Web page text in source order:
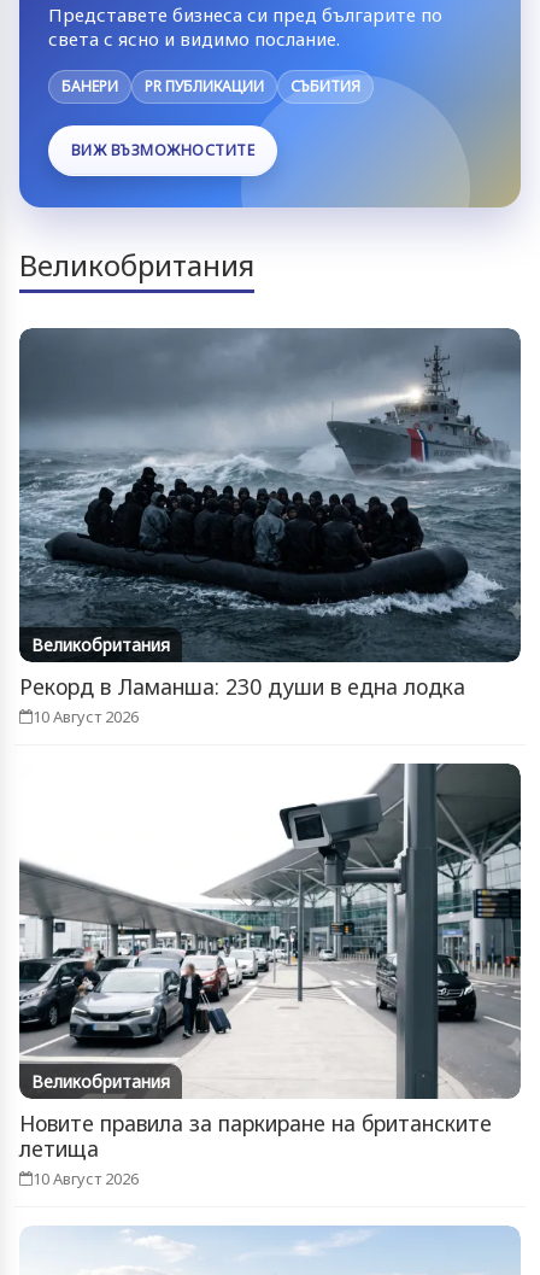
Представете бизнеса си пред българите по
света с ясно и видимо послание.
БАНЕРИ PR ПУБЛИКАЦИИ СЪБИТИЯ
ВИЖ ВЪЗМОЖНОСТИТЕ
Великобритания
Великобритания
Рекорд в Ламанша: 230 души в една лодка
10 Август 2026
Великобритания
Новите правила за паркиране на британските
летища
10 Август 2026